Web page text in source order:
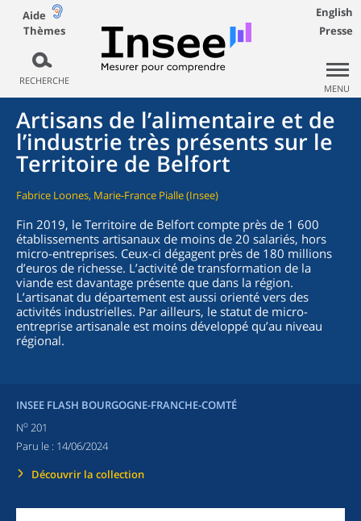
Aide
Thèmes
RECHERCHE
English
Presse
MENU
Artisans de l’alimentaire et de
l’industrie très présents sur le
Territoire de Belfort
Fabrice Loones, Marie-France Pialle (Insee)
Fin 2019, le Territoire de Belfort compte près de 1 600
établissements artisanaux de moins de 20 salariés, hors
micro-entreprises. Ceux-ci dégagent près de 180 millions
d’euros de richesse. L’activité de transformation de la
viande est davantage présente que dans la région.
L’artisanat du département est aussi orienté vers des
activités industrielles. Par ailleurs, le statut de micro-
entreprise artisanale est moins développé qu’au niveau
régional.
INSEE FLASH BOURGOGNE-FRANCHE-COMTÉ
No 201
Paru le : 14/06/2024
Découvrir la collection